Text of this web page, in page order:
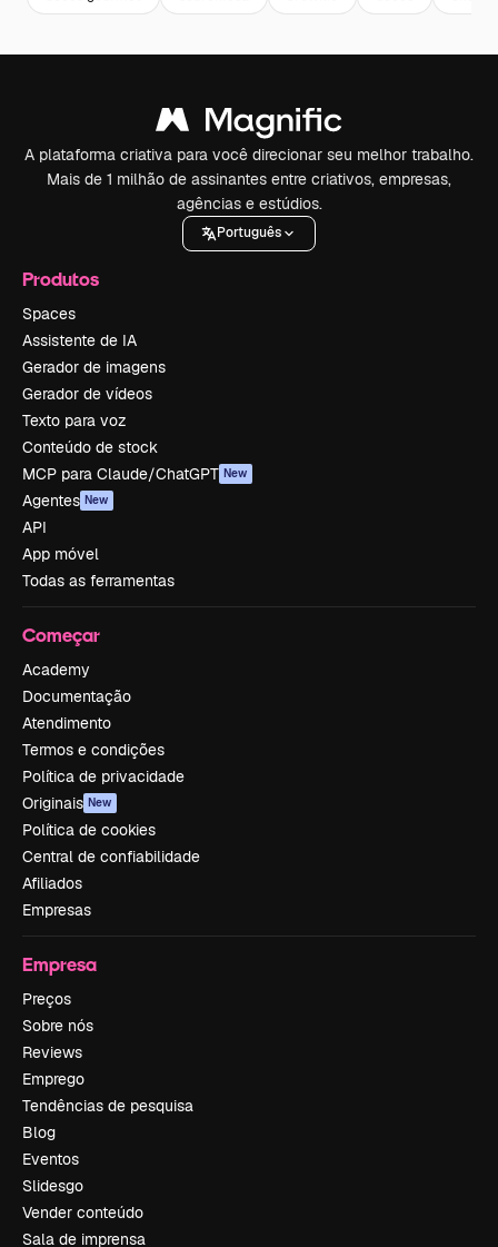
A plataforma criativa para você direcionar seu melhor trabalho.
Mais de 1 milhão de assinantes entre criativos, empresas,
agências e estúdios.
Português
Produtos
Spaces
Assistente de IA
Gerador de imagens
Gerador de vídeos
Texto para voz
Conteúdo de stock
MCP para Claude/ChatGPT New
Agentes New
API
App móvel
Todas as ferramentas
Começar
Academy
Documentação
Atendimento
Termos e condições
Política de privacidade
Originais New
Política de cookies
Central de confiabilidade
Afiliados
Empresas
Empresa
Preços
Sobre nós
Reviews
Emprego
Tendências de pesquisa
Blog
Eventos
Slidesgo
Vender conteúdo
Sala de imprensa